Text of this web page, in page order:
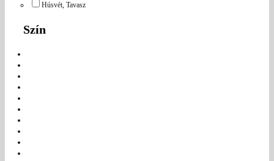
Húsvét, Tavasz
Szín